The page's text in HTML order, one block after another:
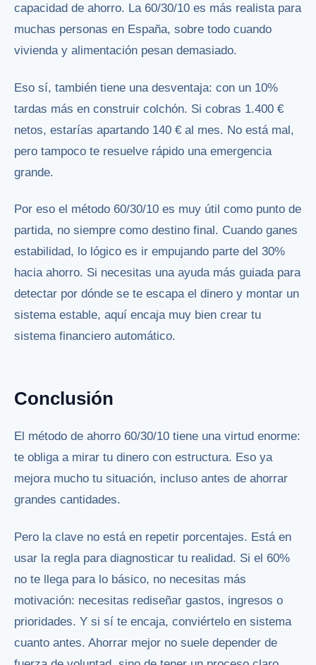
capacidad de ahorro. La 60/30/10 es más realista para
muchas personas en España, sobre todo cuando
vivienda y alimentación pesan demasiado.
Eso sí, también tiene una desventaja: con un 10%
tardas más en construir colchón. Si cobras 1.400 €
netos, estarías apartando 140 € al mes. No está mal,
pero tampoco te resuelve rápido una emergencia
grande.
Por eso el método 60/30/10 es muy útil como punto de
partida, no siempre como destino final. Cuando ganes
estabilidad, lo lógico es ir empujando parte del 30%
hacia ahorro. Si necesitas una ayuda más guiada para
detectar por dónde se te escapa el dinero y montar un
sistema estable, aquí encaja muy bien crear tu
sistema financiero automático.
Conclusión
El método de ahorro 60/30/10 tiene una virtud enorme:
te obliga a mirar tu dinero con estructura. Eso ya
mejora mucho tu situación, incluso antes de ahorrar
grandes cantidades.
Pero la clave no está en repetir porcentajes. Está en
usar la regla para diagnosticar tu realidad. Si el 60%
no te llega para lo básico, no necesitas más
motivación: necesitas rediseñar gastos, ingresos o
prioridades. Y si sí te encaja, conviértelo en sistema
cuanto antes. Ahorrar mejor no suele depender de